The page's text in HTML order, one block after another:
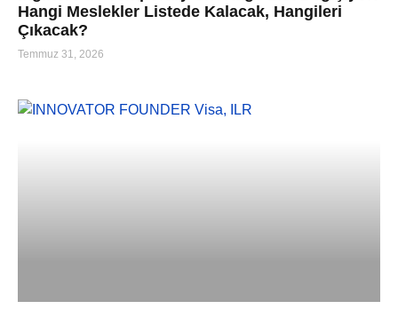
Hangi Meslekler Listede Kalacak, Hangileri
Çıkacak?
Temmuz 31, 2026